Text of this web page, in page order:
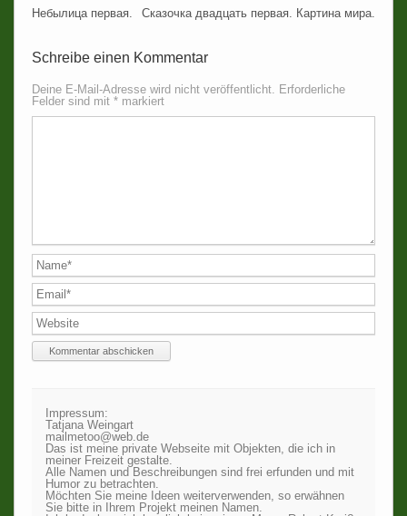
Сказочка двадцать первая. Картина мира.
Небылица первая.
Schreibe einen Kommentar
Deine E-Mail-Adresse wird nicht veröffentlicht. Erforderliche
Felder sind mit *markiert
Impressum:
Tatjana Weingart
mailmetoo@web.de
Das ist meine private Webseite mit Objekten, die ich in
meiner Freizeit gestalte.
Alle Namen und Beschreibungen sind frei erfunden und mit
Humor zu betrachten.
Möchten Sie meine Ideen weiterverwenden, so erwähnen
Sie bitte in Ihrem Projekt meinen Namen.